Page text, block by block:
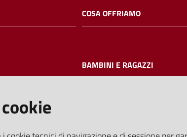
COSA OFFRIAMO
BAMBINI E RAGAZZI